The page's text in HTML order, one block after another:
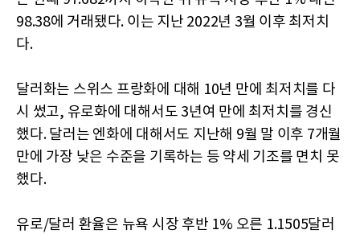
98.38에 거래됐다. 이는 지난 2022년 3월 이후 최저치
다.
달러화는 스위스 프랑화에 대해 10년 만에 최저치를 다
시 썼고, 유로화에 대해서도 3년여 만에 최저치를 경신
했다. 달러는 엔화에 대해서도 지난해 9월 말 이후 7개월
만에 가장 낮은 수준을 기록하는 등 약세 기조를 면치 못
했다.
유로/달러 환율은 뉴욕 시장 후반 1% 오른 1.1505달러